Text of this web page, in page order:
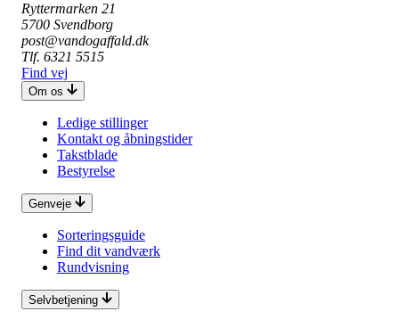
Ryttermarken 21
5700 Svendborg
post@vandogaffald.dk
Tlf. 6321 5515
Find vej
Om os
Ledige stillinger
Kontakt og åbningstider
Takstblade
Bestyrelse
Genveje
Sorteringsguide
Find dit vandværk
Rundvisning
Selvbetjening